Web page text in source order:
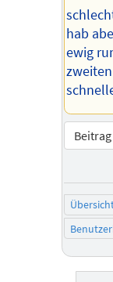
hab
ewig